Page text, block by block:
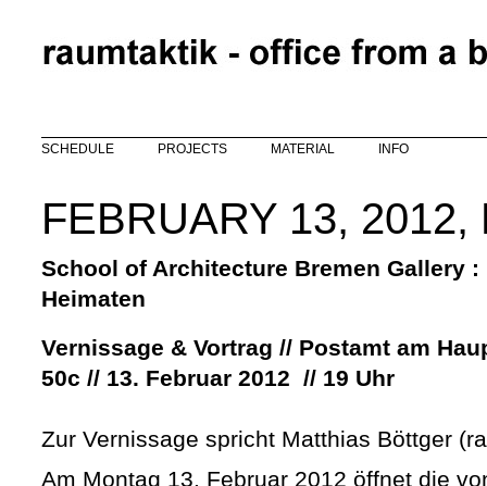
SCHEDULE PROJECTS MATERIAL INFO
FEBRUARY 13, 2012,
School of Architecture Bremen Gallery
Heimaten
Vernissage & Vortrag // Postamt am
50c // 13. Februar 2012 // 19 Uhr
Zur Vernissage spricht Matthias Böttger
Am Montag 13. Februar 2012 öffnet die